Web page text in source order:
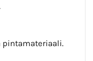
pintamateriaali.